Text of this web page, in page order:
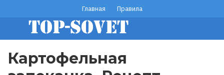
основному
содержанию
footer
menu
Главная Правила
Картофельная